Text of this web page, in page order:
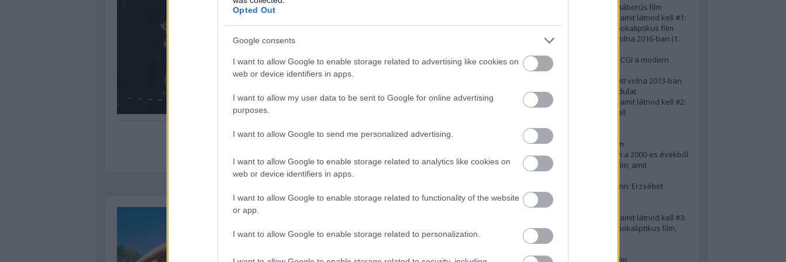
Opted Out
Google consents
I want to allow Google to enable storage related to advertising like cookies on
web or device identifiers in apps.
I want to allow my user data to be sent to Google for online advertising
purposes.
I want to allow Google to send me personalized advertising.
I want to allow Google to enable storage related to analytics like cookies on
web or device identifiers in apps.
I want to allow Google to enable storage related to functionality of the website
or app.
I want to allow Google to enable storage related to personalization.
A nyughatatlan / Walk the
Életrajzi filmekből talán nem is készül
olyan eget rengetően sok, azonban
néha mégis így tűnik, hiszen Hollywood
gyakorlatilag bármelyik kicsit is híres
ember pályafutásának
utóbbira sincs…
A szállító / The
A 10 legjobb második világháborús film
50 posztapokaliptikus film, amit látnod kell #1:
A 10 legkreatívabb posztapokaliptikus film
20 film, amit látnod kellett volna 2016-ban (1.
Ezért néz ki borzasztóan a CGI a modern
filmekben (is)
15(+1) film, amit látnod kellett volna 2013-ban
A 15 legnagyobb filmes fordulat
50 posztapokaliptikus film, amit látnod kell #2:
10 zombifilm, amit látnod kell
A 10 legjobb Brad Pitt-film
A 10 legjobb Mel Gibson-film
Az igazi 10 legjobb akciófilm a 2000-es évekből
10 iszonyatos magyar filmcím, amit
Könyvkritika: Brigitte Hamann: Erzsébet
királyné (2019)
A 10 legjobb Al Pacino - film
50 posztapokaliptikus film, amit látnod kell #3:
10 (nem is annyira) posztapokaliptikus film,
amit látnod kell
A 10 legjobb Matt Damon-film